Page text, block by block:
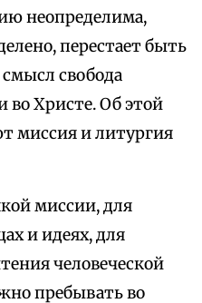
неопределима,
перестает быть
свобода
во Христе. Об этой
миссия и литургия
миссии, для
и идеях, для
человеческой
пребывать во